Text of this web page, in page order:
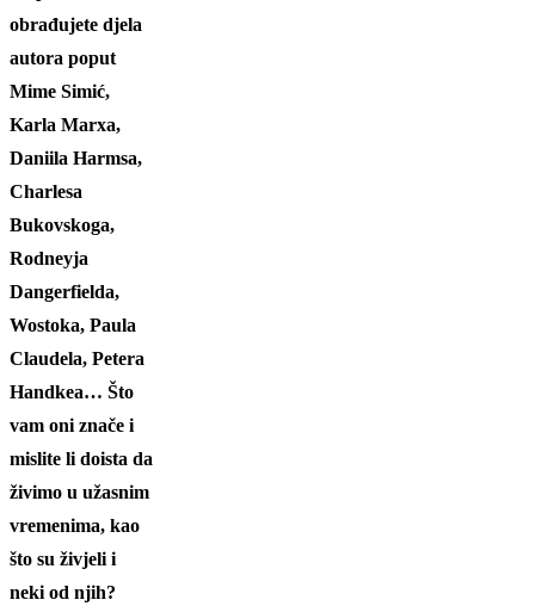
obrađujete djela
autora poput
Mime Simić,
Karla Marxa,
Daniila Harmsa,
Charlesa
Bukovskoga,
Rodneyja
Dangerfielda,
Wostoka, Paula
Claudela, Petera
Handkea… Što
vam oni znače i
mislite li doista da
živimo u užasnim
vremenima, kao
što su živjeli i
neki od njih?